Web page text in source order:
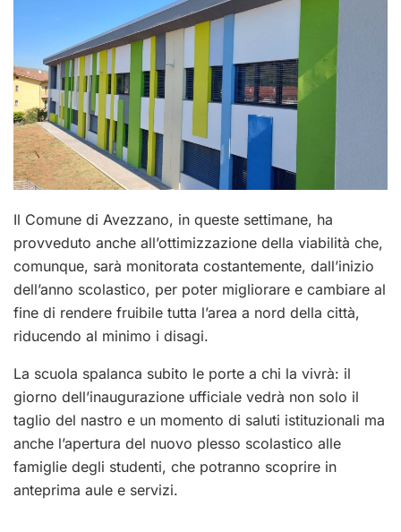
Il Comune di Avezzano, in queste settimane, ha
provveduto anche all’ottimizzazione della viabilità che,
comunque, sarà monitorata costantemente, dall’inizio
dell’anno scolastico, per poter migliorare e cambiare al
fine di rendere fruibile tutta l’area a nord della città,
riducendo al minimo i disagi.
La scuola spalanca subito le porte a chi la vivrà: il
giorno dell’inaugurazione ufficiale vedrà non solo il
taglio del nastro e un momento di saluti istituzionali ma
anche l’apertura del nuovo plesso scolastico alle
famiglie degli studenti, che potranno scoprire in
anteprima aule e servizi.